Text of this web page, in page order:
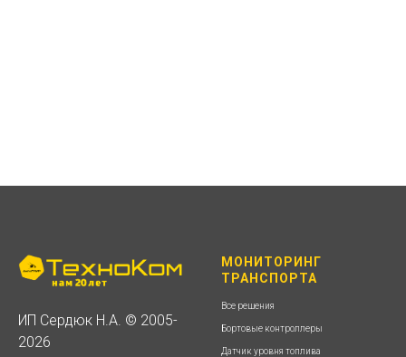
ИП Сердюк Н.А. © 2005-
2026
МОНИТОРИНГ
ТРАНСПОРТА
Все решения
Бортовые контроллеры
Датчик уровня топлива